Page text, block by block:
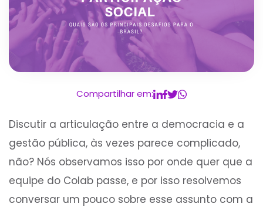
Compartilhar em:
Discutir a articulação entre a democracia e a
gestão pública, às vezes parece complicado,
não? Nós observamos isso por onde quer que a
equipe do Colab passe, e por isso resolvemos
conversar um pouco sobre esse assunto com a